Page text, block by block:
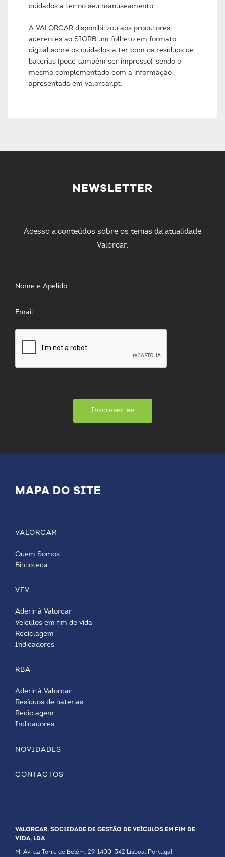
cuidados a ter no seu manuseamento.
A VALORCAR disponibilizou aos produtores
aderentes ao SIGRB um folheto em formato
digital sobre os cuidados a ter com os resíduos de
baterias (pode também ser impresso), sendo o
mesmo complementado com a informação
apresentada em valorcar.pt.
NEWSLETTER
Acesso a conteúdos sobre os temas da atualidade
Valorcar.
Inscrever-se
MAPA DO SITE
VALORCAR
Quem Somos
Biblioteca
VFV
Aderir à Valorcar
Veículos em fim de vida
Reciclagem
Indicadores
RBA
Aderir à Valorcar
Resíduos de baterias
Reciclagem
Indicadores
NOVIDADES
CONTACTOS
VALORCAR. SOCIEDADE DE GESTÃO DE VEÍCULOS EM FIM DE
VIDA, LDA
M: Av. da Torre de Belém, 29. 1400-342 Lisboa. Portugal